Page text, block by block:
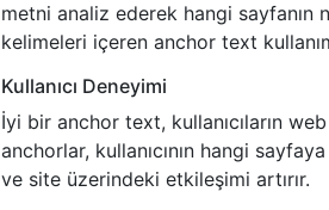
metni analiz ederek hangi sayfanın
kelimeleri içeren anchor text
Kullanıcı Deneyimi
İyi bir anchor text, kullanıcıların
anchorlar, kullanıcının hangi
ve site üzerindeki etkileşimi artırır.